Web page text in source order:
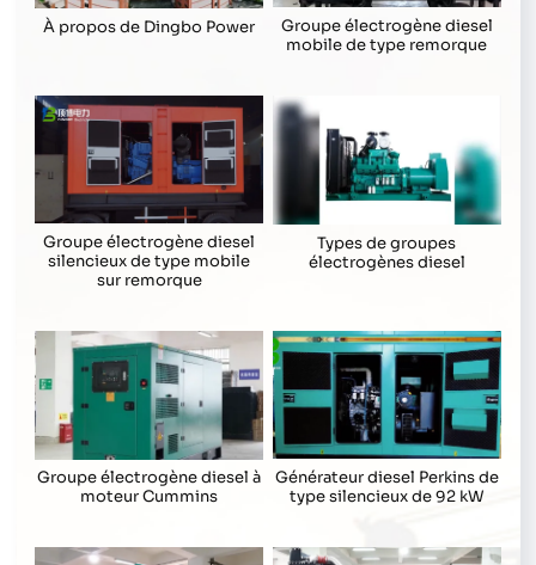
À propos de Dingbo Power
Groupe électrogène diesel
mobile de type remorque
Groupe électrogène diesel
silencieux de type mobile
sur remorque
Types de groupes
électrogènes diesel
Groupe électrogène diesel à
moteur Cummins
Générateur diesel Perkins de
type silencieux de 92 kW